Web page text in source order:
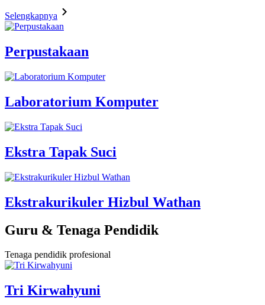
Selengkapnya
Perpustakaan
Laboratorium Komputer
Ekstra Tapak Suci
Ekstrakurikuler Hizbul Wathan
Guru & Tenaga Pendidik
Tenaga pendidik profesional
Tri Kirwahyuni